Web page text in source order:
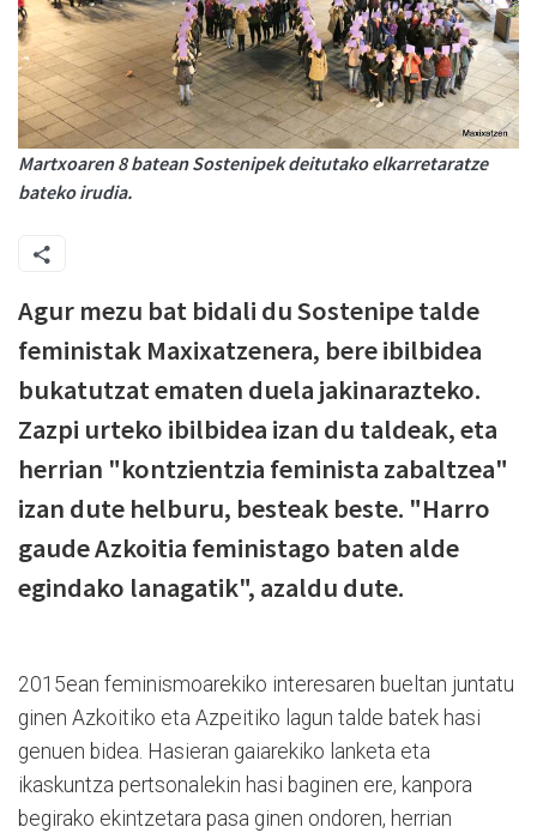
Martxoaren 8 batean Sostenipek deitutako elkarretaratze
bateko irudia.
Agur mezu bat bidali du Sostenipe talde
feministak Maxixatzenera, bere ibilbidea
bukatutzat ematen duela jakinarazteko.
Zazpi urteko ibilbidea izan du taldeak, eta
herrian "kontzientzia feminista zabaltzea"
izan dute helburu, besteak beste. "Harro
gaude Azkoitia feministago baten alde
egindako lanagatik", azaldu dute.
2015ean feminismoarekiko interesaren bueltan juntatu
ginen Azkoitiko eta Azpeitiko lagun talde batek hasi
genuen bidea. Hasieran gaiarekiko lanketa eta
ikaskuntza pertsonalekin hasi baginen ere, kanpora
begirako ekintzetara pasa ginen ondoren, herrian